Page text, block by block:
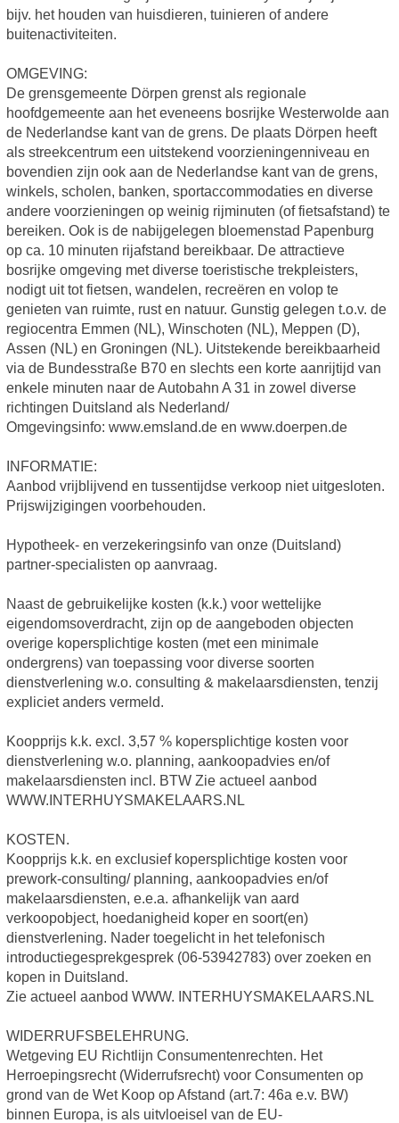
bijv. het houden van huisdieren, tuinieren of andere
buitenactiviteiten.
OMGEVING:
De grensgemeente Dörpen grenst als regionale
hoofdgemeente aan het eveneens bosrijke Westerwolde aan
de Nederlandse kant van de grens. De plaats Dörpen heeft
als streekcentrum een uitstekend voorzieningenniveau en
bovendien zijn ook aan de Nederlandse kant van de grens,
winkels, scholen, banken, sportaccommodaties en diverse
andere voorzieningen op weinig rijminuten (of fietsafstand) te
bereiken. Ook is de nabijgelegen bloemenstad Papenburg
op ca. 10 minuten rijafstand bereikbaar. De attractieve
bosrijke omgeving met diverse toeristische trekpleisters,
nodigt uit tot fietsen, wandelen, recreëren en volop te
genieten van ruimte, rust en natuur. Gunstig gelegen t.o.v. de
regiocentra Emmen (NL), Winschoten (NL), Meppen (D),
Assen (NL) en Groningen (NL). Uitstekende bereikbaarheid
via de Bundesstraße B70 en slechts een korte aanrijtijd van
enkele minuten naar de Autobahn A 31 in zowel diverse
richtingen Duitsland als Nederland/
Omgevingsinfo: www.emsland.de en www.doerpen.de
INFORMATIE:
Aanbod vrijblijvend en tussentijdse verkoop niet uitgesloten.
Prijswijzigingen voorbehouden.
Hypotheek- en verzekeringsinfo van onze (Duitsland)
partner-specialisten op aanvraag.
Naast de gebruikelijke kosten (k.k.) voor wettelijke
eigendomsoverdracht, zijn op de aangeboden objecten
overige kopersplichtige kosten (met een minimale
ondergrens) van toepassing voor diverse soorten
dienstverlening w.o. consulting & makelaarsdiensten, tenzij
expliciet anders vermeld.
Koopprijs k.k. excl. 3,57 % kopersplichtige kosten voor
dienstverlening w.o. planning, aankoopadvies en/of
makelaarsdiensten incl. BTW Zie actueel aanbod
WWW.INTERHUYSMAKELAARS.NL
KOSTEN.
Koopprijs k.k. en exclusief kopersplichtige kosten voor
prework-consulting/ planning, aankoopadvies en/of
makelaarsdiensten, e.e.a. afhankelijk van aard
verkoopobject, hoedanigheid koper en soort(en)
dienstverlening. Nader toegelicht in het telefonisch
introductiegesprekgesprek (06-53942783) over zoeken en
kopen in Duitsland.
Zie actueel aanbod WWW. INTERHUYSMAKELAARS.NL
WIDERRUFSBELEHRUNG.
Wetgeving EU Richtlijn Consumentenrechten. Het
Herroepingsrecht (Widerrufsrecht) voor Consumenten op
grond van de Wet Koop op Afstand (art.7: 46a e.v. BW)
binnen Europa, is als uitvloeisel van de EU-